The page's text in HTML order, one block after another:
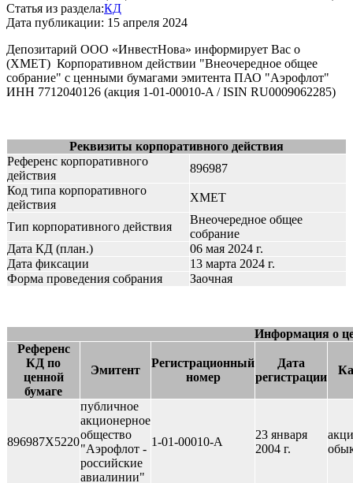
Статья из раздела:КД
Дата публикации: 15 апреля 2024
Депозитарий ООО «ИнвестНова» информирует Вас о
(XMET) Корпоративном действии "Внеочередное общее
собрание" с ценными бумагами эмитента ПАО "Аэрофлот"
ИНН 7712040126 (акция 1-01-00010-A / ISIN RU0009062285)
Реквизиты корпоративного действия
Референс корпоративного
действия
896987
Код типа корпоративного
действия
XMET
Тип корпоративного действия
Внеочередное общее
собрание
Дата КД (план.)
06 мая 2024 г.
Дата фиксации
13 марта 2024 г.
Форма проведения собрания
Заочная
Информация о
Референс
КД по
ценной
бумаге
Эмитент
Регистрационный
номер
Дата
регистрации
896987X5220
публичное
акционерное
общество
"Аэрофлот -
российские
авиалинии"
1-01-00010-A
23 января
2004 г.